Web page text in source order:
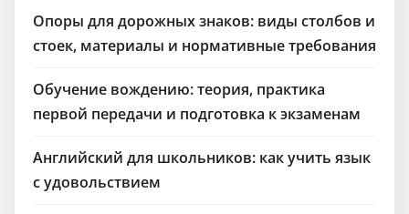
Опоры для дорожных знаков: виды столбов и
стоек, материалы и нормативные требования
Обучение вождению: теория, практика
первой передачи и подготовка к экзаменам
Английский для школьников: как учить язык
с удовольствием